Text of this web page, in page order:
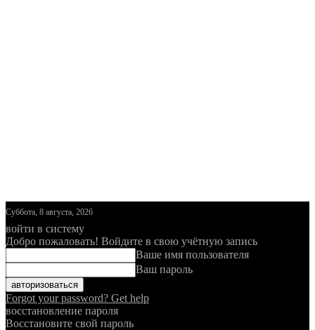
Суббота, 8 августа, 2026
войти в систему
Добро пожаловать! Войдите в свою учётную запись
Ваше имя пользователя
Ваш пароль
Forgot your password? Get help
восстановление пароля
Восстановите свой пароль